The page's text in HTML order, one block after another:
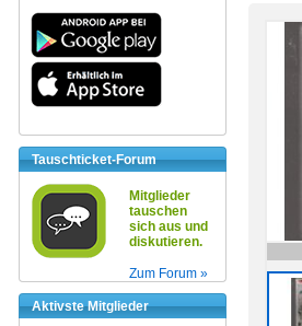
Tauschticket-Forum
Mitglieder
tauschen
sich aus und
diskutieren.
Zum Forum »
Aktivste Mitglieder